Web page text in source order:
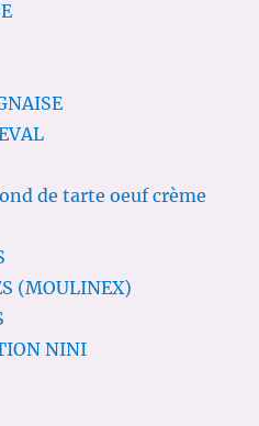
de tarte oeuf crème
(MOULINEX)
NINI